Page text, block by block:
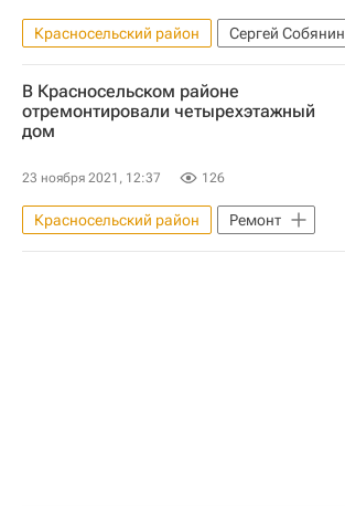
Красносельский район
Сергей Собянин
Москва Сегодня: мегаполис для жизни
Москва
Благоустройство
Городская среда
Городское хозяйство Москвы
Комплекс городского хозяйства Москвы
В Красносельском районе
отремонтировали четырехэтажный
дом
23 ноября 2021, 12:37 126
Красносельский район
Ремонт
Москва Сегодня: мегаполис для жизни